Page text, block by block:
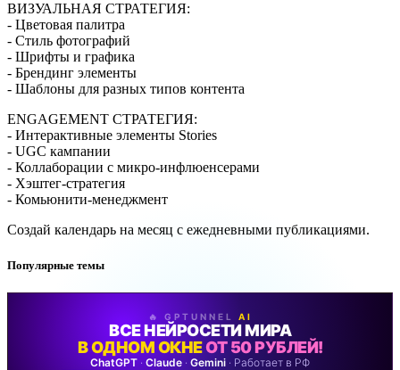
ВИЗУАЛЬНАЯ СТРАТЕГИЯ:
- Цветовая палитра
- Стиль фотографий
- Шрифты и графика
- Брендинг элементы
- Шаблоны для разных типов контента
ENGAGEMENT СТРАТЕГИЯ:
- Интерактивные элементы Stories
- UGC кампании
- Коллаборации с микро-инфлюенсерами
- Хэштег-стратегия
- Комьюнити-менеджмент
Создай календарь на месяц с ежедневными публикациями.
Популярные темы
🔥 GPTUNNEL AI
ВСЕ НЕЙРОСЕТИ МИРА
В ОДНОМ ОКНЕОТ 50 РУБЛЕЙ!
ChatGPT · Claude · Gemini · Работает в РФ